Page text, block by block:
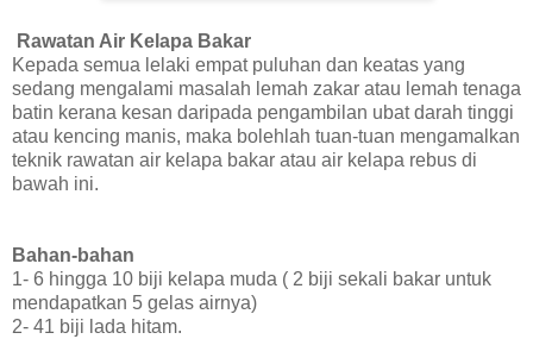
Rawatan Air Kelapa Bakar
Kepada semua lelaki empat puluhan dan keatas yang
sedang mengalami masalah lemah zakar atau lemah tenaga
batin kerana kesan daripada pengambilan ubat darah tinggi
atau kencing manis, maka bolehlah tuan-tuan mengamalkan
teknik rawatan air kelapa bakar atau air kelapa rebus di
bawah ini.
Bahan-bahan
1- 6 hingga 10 biji kelapa muda ( 2 biji sekali bakar untuk
mendapatkan 5 gelas airnya)
2- 41 biji lada hitam.